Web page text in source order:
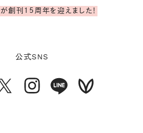
創刊15周年を迎えました！
公式SNS